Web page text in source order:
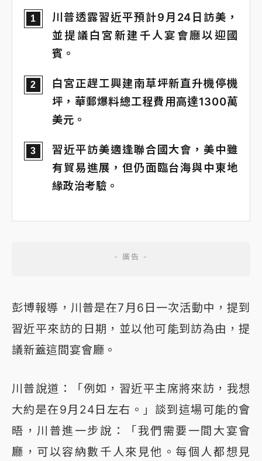
1
川普透露習近平預計9月24日訪美，
並提議白宮新建千人宴會廳以迎國
賓。
2
白宮正趕工興建南草坪新直升機停機
坪，華郵爆料總工程費用高達1300萬
美元。
3
習近平訪美適逢聯合國大會，美中雖
有貿易進展，但仍面臨台海與中東地
緣政治考驗。
彭博報導，川普是在7月6日一次活動中，提到
習近平來訪的日期，並以他可能到訪為由，提
議新蓋這間宴會廳。
川普說道：「例如，習近平主席將來訪，我想
大約是在9月24日左右。」談到這場可能的會
晤，川普進一步說：「我們需要一間大宴會
廳，可以容納數千人來見他。每個人都想見